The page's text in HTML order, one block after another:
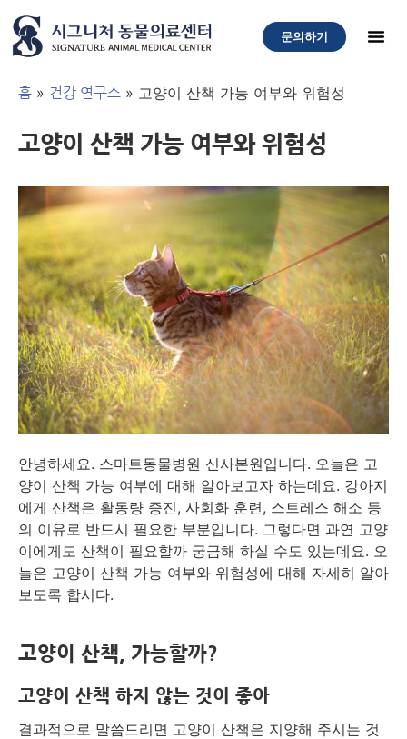
문의하기
홈 » 건강 연구소 » 고양이 산책 가능 여부와 위험성
고양이 산책 가능 여부와 위험성
안녕하세요. 스마트동물병원 신사본원입니다. 오늘은 고
양이 산책 가능 여부에 대해 알아보고자 하는데요. 강아지
에게 산책은 활동량 증진, 사회화 훈련, 스트레스 해소 등
의 이유로 반드시 필요한 부분입니다. 그렇다면 과연 고양
이에게도 산책이 필요할까 궁금해 하실 수도 있는데요. 오
늘은 고양이 산책 가능 여부와 위험성에 대해 자세히 알아
보도록 합시다.
고양이 산책, 가능할까?
고양이 산책 하지 않는 것이 좋아
결과적으로 말씀드리면 고양이 산책은 지양해 주시는 것